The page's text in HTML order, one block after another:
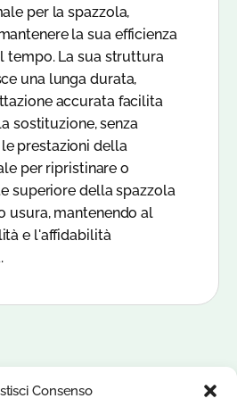
Consenso
per la spazzola,
la sua efficienza
tempo. La sua struttura
una lunga durata,
accurata facilita
sostituzione, senza
prestazioni della
per ripristinare o
superiore della spazzola
usura, mantenendo al
e l'affidabilità